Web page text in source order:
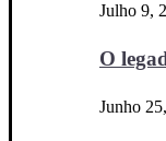
Julho 9,
O
Junho